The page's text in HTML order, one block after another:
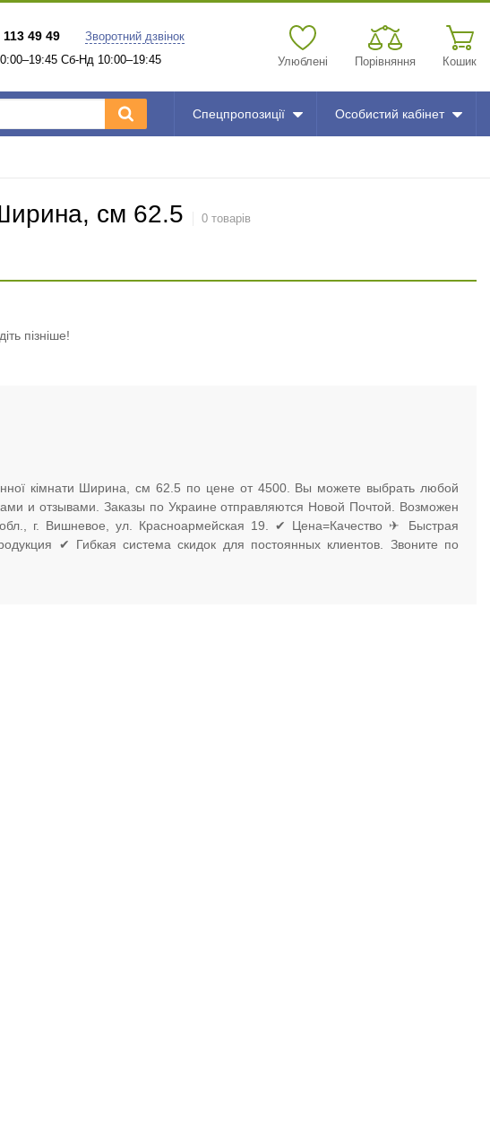
49 49
Зворотний дзвінок
Сб-Нд 10:00–19:45
Улюблені Порівняння Кошик
Спецпропозиції Особистий кабінет
см 62.5 0 товарів
пізніше!
кімнати Ширина, см 62.5 по цене от 4500. Вы можете выбрать любой
и отзывами. Заказы по Украине отправляются Новой Почтой. Возможен
г. Вишневое, ул. Красноармейская 19. ✔ Цена=Качество ✈ Быстрая
✔ Гибкая система скидок для постоянных клиентов. Звоните по